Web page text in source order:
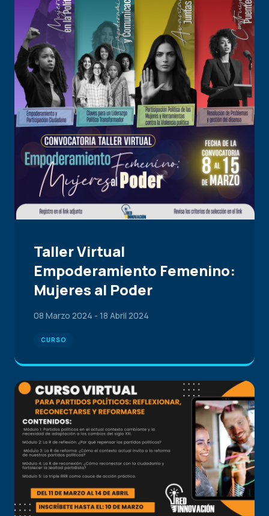
Taller Virtual
Empoderamiento Femenino:
Mujeres al Poder
08 Marzo 2024 - 18 Abril 2024
CURSO